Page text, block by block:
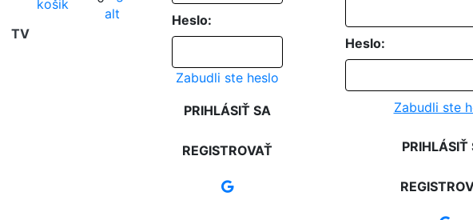
TV
Heslo:
Zabudli ste heslo
PRIHLÁSIŤ SA
REGISTROVAŤ
Heslo:
Zabudli ste
PRIHLÁSIŤ